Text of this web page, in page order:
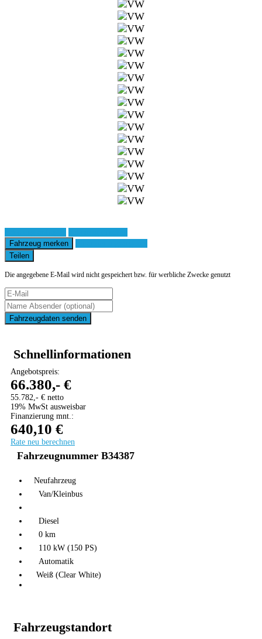
Fahrzeug merken
Teilen
Die angegebene E-Mail wird nicht gespeichert bzw. für werbliche Zwecke genutzt
Fahrzeugdaten senden
Schnellinformationen
Angebotspreis:
66.380,- €
55.782,- € netto
19% MwSt ausweisbar
Finanzierung mnt.:
640,10 €
Rate neu berechnen
Fahrzeugnummer B34387
Neufahrzeug
Van/Kleinbus
Diesel
0 km
110 kW (150 PS)
Automatik
Weiß (Clear White)
Fahrzeugstandort